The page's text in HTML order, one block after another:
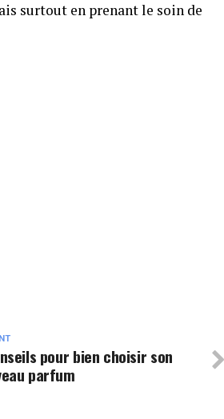
surtout en prenant le soin de
pour bien choisir son
parfum